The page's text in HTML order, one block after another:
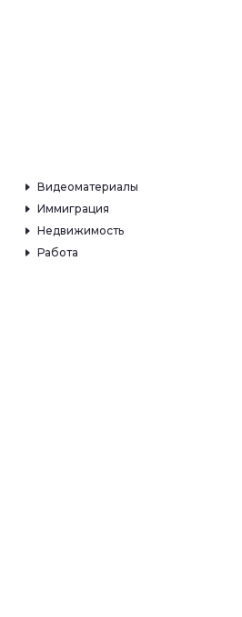
Видеоматериалы
Иммиграция
Недвижимость
Работа